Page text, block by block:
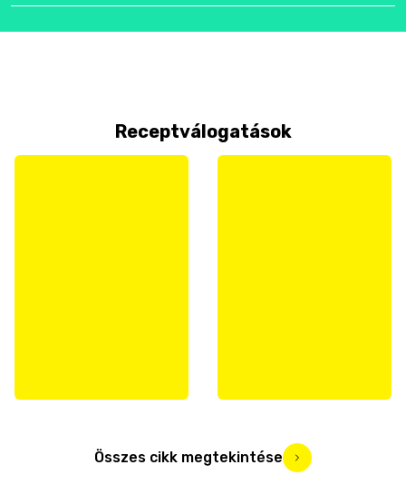
Receptválogatások
Összes cikk megtekintése